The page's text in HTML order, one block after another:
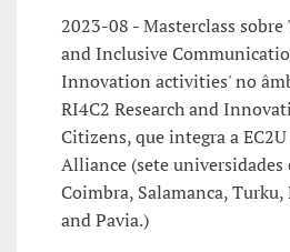
2023-08 - Masterclass
and Inclusive
Innovation activities' no
RI4C2 Research and
Citizens, que integra a
Alliance (sete universidades
Coimbra, Salamanca,
and Pavia.)